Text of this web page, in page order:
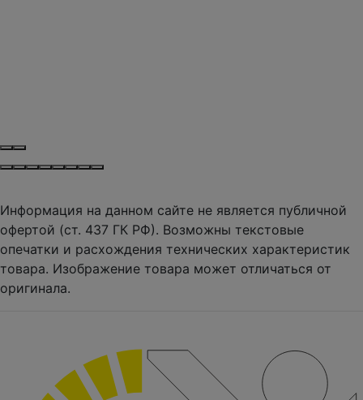
Информация на данном сайте не является публичной
офертой (ст. 437 ГК РФ). Возможны текстовые
опечатки и расхождения технических характеристик
товара. Изображение товара может отличаться от
оригинала.